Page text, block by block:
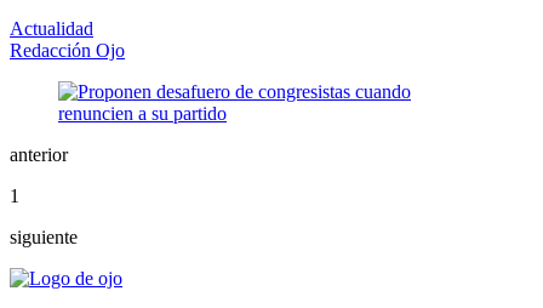
Actualidad
Redacción Ojo
anterior
1
siguiente